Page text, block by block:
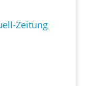
Zeitung